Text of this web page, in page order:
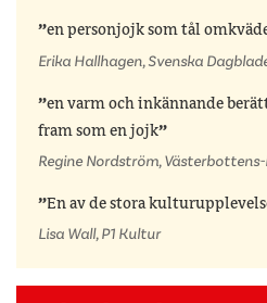
en personjojk som tål
Erika Hallhagen, Svenska
en varm och inkännande
fram som en jojk
Regine Nordström,
En av de stora
Lisa Wall, P1 Kultur